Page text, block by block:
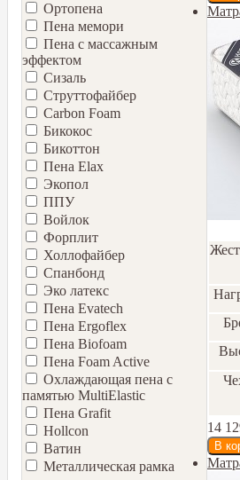
Ортопена
Пена мемори
Пена с массажным
эффектом
Сизаль
Струттофайбер
Carbon Foam
Бикокос
Бикоттон
Пена Elax
Экопол
ППУ
Войлок
Форплит
Холлофайбер
Спанбонд
Эко латекс
Пена Evatech
Пена Ergoflex
Пена Biofoam
Пена Foam Active
Охлаждающая пена с
памятью MultiElastic
Пена Grafit
Hollcon
Ватин
Металлическая рамка
14